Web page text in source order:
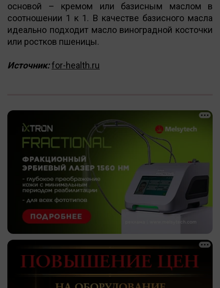
основой – кремом или базисным маслом в
соотношении 1 к 1. В качестве базисного масла
идеально подходит масло виноградной косточки
или ростков пшеницы.
Источник:for-health.ru